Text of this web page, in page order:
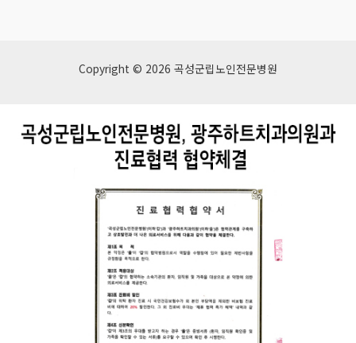
Copyright © 2026 곡성군립노인전문병원